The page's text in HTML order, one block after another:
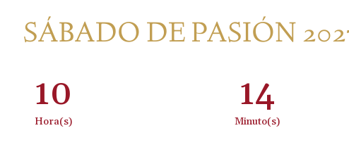
SÁBADO DE PASIÓN
10
Hora(s)
14
Minuto(s)